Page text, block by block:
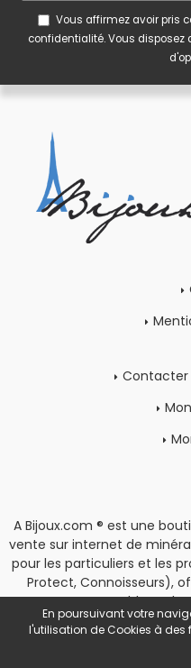
Vous affirmez avoir pris
confidentialité. Vous disposez
Contacter
A Bijoux.com ® est une
vente sur internet de
pour les particuliers et les
Protect, Connoisseurs),
rassemblant
POWERED BY
En poursuivant votre
l'utilisation de Cookies à